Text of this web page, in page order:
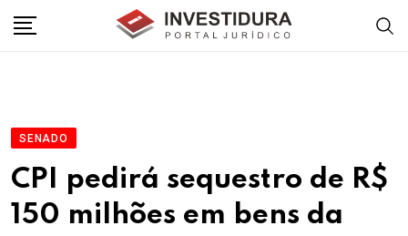
SENADO
CPI pedirá sequestro de R$
150 milhões em bens da